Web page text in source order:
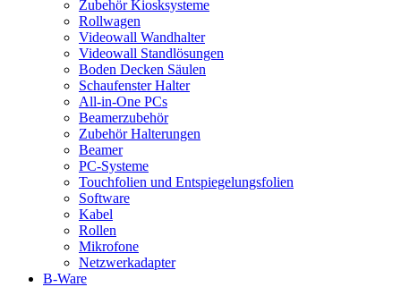
Zubehör Kiosksysteme
Rollwagen
Videowall Wandhalter
Videowall Standlösungen
Boden Decken Säulen
Schaufenster Halter
All-in-One PCs
Beamerzubehör
Zubehör Halterungen
Beamer
PC-Systeme
Touchfolien und Entspiegelungsfolien
Software
Kabel
Rollen
Mikrofone
Netzwerkadapter
B-Ware